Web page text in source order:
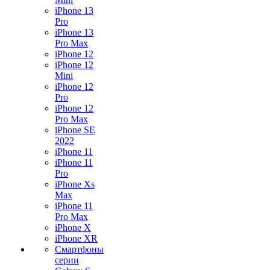
iPhone 13
Pro
iPhone 13
Pro Max
iPhone 12
iPhone 12
Mini
iPhone 12
Pro
iPhone 12
Pro Max
iPhone SE
2022
iPhone 11
iPhone 11
Pro
iPhone Xs
Max
iPhone 11
Pro Max
iPhone X
iPhone XR
Смартфоны
серии